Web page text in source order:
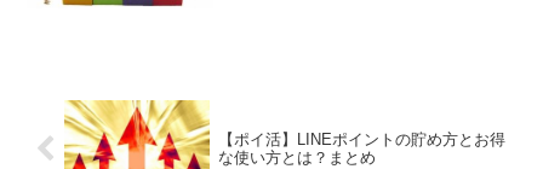
【ポイ活】LINEポイントの貯め方とお得
な使い方とは？まとめ